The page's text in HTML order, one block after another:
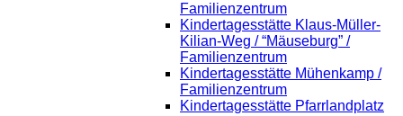
Familienzentrum
Kindertagesstätte Klaus-Müller-
Kilian-Weg / “Mäuseburg” /
Familienzentrum
Kindertagesstätte Mühenkamp /
Familienzentrum
Kindertagesstätte Pfarrlandplatz